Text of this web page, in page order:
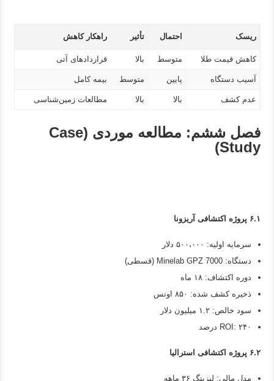
ریسک احتمال تأثیر راهکار کاهش
کاهش قیمت طلا متوسط بالا قراردادهای آتی
آسیب دستگاه پایین متوسط بیمه کامل
عدم کشف بالا بالا مطالعات زمین‌شناسی
فصل ششم: مطالعه موردی (Case
Study)
۶.۱ پروژه اکتشافی آریزونا
سرمایه اولیه: ۵۰۰،۰۰۰ دلار
دستگاه: Minelab GPZ 7000 (قسطی)
دوره اکتشاف: ۱۸ ماه
ذخیره کشف شده: ۸۵۰ اونس
سود خالص: ۱.۲ میلیون دلار
ROI: ۲۴۰ درصد
۶.۲ پروژه اکتشافی استرالیا
مدل مالی: لیزینگ ۳۶ ماهه